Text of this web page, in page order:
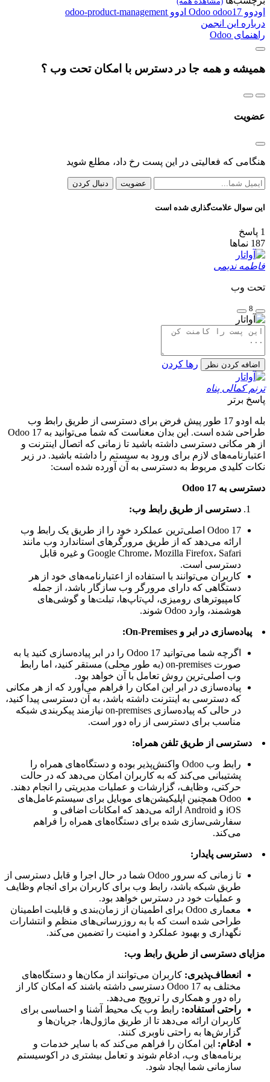
اودوو Odoo odoo17 ادوو odoo-product-management
درباره این انجمن
راهنمای Odoo
همیشه و همه جا در دسترس با امکان تحت وب ؟
عضویت
هنگامی که فعالیتی در این پست رخ داد، مطلع شوید
عضویت دنبال کردن
این سوال علامت‌گذاری شده است
1 پاسخ
187 نماها
فاطمه ندیمی
تحت وب
8
اضافه کردن نظر رها کردن
ترنم کمالی پناه
پاسخ برتر
بله اودو 17 طور پیش فرض برای دسترسی از طریق رابط وب
طراحی شده است. این بدان معناست که شما می‌توانید به Odoo 17
از هر مکانی دسترسی داشته باشید تا زمانی که اتصال اینترنت و
اعتبارنامه‌های لازم برای ورود به سیستم را داشته باشید. در زیر
نکات کلیدی مربوط به دسترسی به آن آورده شده است:
دسترسی به Odoo 17
دسترسی از طریق رابط وب:
Odoo 17 اصلی‌ترین عملکرد خود را از طریق یک رابط وب
ارائه می‌دهد که از طریق مرورگرهای استاندارد وب مانند
Google Chrome، Mozilla Firefox، Safari و غیره قابل
دسترسی است.
کاربران می‌توانند با استفاده از اعتبارنامه‌های خود از هر
دستگاهی که دارای مرورگر وب سازگار باشد، از جمله
کامپیوترهای رومیزی، لپ‌تاپ‌ها، تبلت‌ها و گوشی‌های
هوشمند، وارد Odoo شوند.
پیاده‌سازی در ابر و On-Premises:
اگرچه شما می‌توانید Odoo 17 را در ابر پیاده‌سازی کنید یا به
صورت on-premises (به طور محلی) مستقر کنید، اما رابط
وب اصلی‌ترین روش تعامل با آن خواهد بود.
پیاده‌سازی در ابر این امکان را فراهم می‌آورد که از هر مکانی
که دسترسی به اینترنت داشته باشد، به آن دسترسی پیدا کنید،
در حالی که پیاده‌سازی on-premises نیازمند پیکربندی شبکه
مناسب برای دسترسی از راه دور است.
دسترسی از طریق تلفن همراه:
رابط وب Odoo واکنش‌پذیر بوده و دستگاه‌های همراه را
پشتیبانی می‌کند که به کاربران امکان می‌دهد که در حالت
حرکتی، وظایف، گزارشات و عملیات مدیریتی را انجام دهند.
Odoo همچنین اپلیکیشن‌های موبایل برای سیستم‌عامل‌های
iOS و Android ارائه می‌دهد که امکانات اضافی و
سفارشی‌سازی شده برای دستگاه‌های همراه را فراهم
می‌کند.
دسترسی پایدار:
تا زمانی که سرور Odoo شما در حال اجرا و قابل دسترسی از
طریق شبکه باشد، رابط وب برای کاربران برای انجام وظایف
و عملیات خود در دسترس خواهد بود.
معماری Odoo برای اطمینان از زمان‌بندی و قابلیت اطمینان
طراحی شده است که با به روزرسانی‌های منظم و انتشارات
نگهداری و بهبود عملکرد و امنیت را تضمین می‌کند.
مزایای دسترسی از طریق رابط وب:
انعطاف‌پذیری: کاربران می‌توانند از مکان‌ها و دستگاه‌های
مختلف به Odoo 17 دسترسی داشته باشند که امکان کار از
راه دور و همکاری را ترویج می‌دهد.
راحتی استفاده: رابط وب یک محیط آشنا و احساسی برای
کاربران ارائه می‌دهد تا از طریق ماژول‌ها، جریان‌ها و
گزارش‌ها به راحتی ناوبری کنند.
ادغام: این امکان را فراهم می‌کند که با سایر خدمات و
برنامه‌های وب، ادغام شوند و تعامل بیشتری در اکوسیستم
سازمانی شما ایجاد شود.